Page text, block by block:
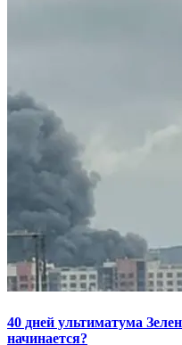
40 дней ультиматума
начинается?